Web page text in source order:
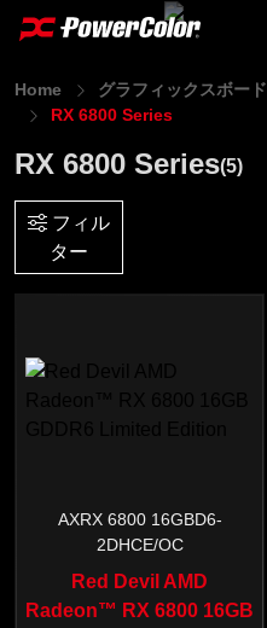
Home グラフィックスボード
RX 6800 Series
RX 6800 Series(5)
フィル
ター
AXRX 6800 16GBD6-
2DHCE/OC
Red Devil AMD
Radeon™ RX 6800 16GB